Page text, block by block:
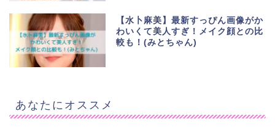
【水卜麻美】最新すっぴん画像がか
わいくて美人すぎ！メイク顔との比
較も！(みとちゃん)
あなたにオススメ